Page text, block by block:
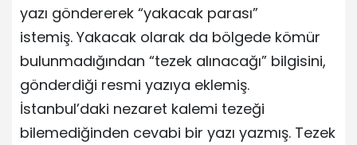
yazı göndererek “yakacak parası”
istemiş. Yakacak olarak da bölgede kömür
bulunmadığından “tezek alınacağı” bilgisini,
gönderdiği resmi yazıya eklemiş.
İstanbul’daki nezaret kalemi tezeği
bilemediğinden cevabi bir yazı yazmış. Tezek